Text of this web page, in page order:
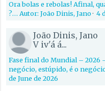
Ora bolas e rebolas! Afinal,
?… Autor: João Dinis, Jano·4
João Dinis, Jano
V iv'á á...
Fase final do Mundial – 2026
negócio, estúpido, é o
de June de 2026